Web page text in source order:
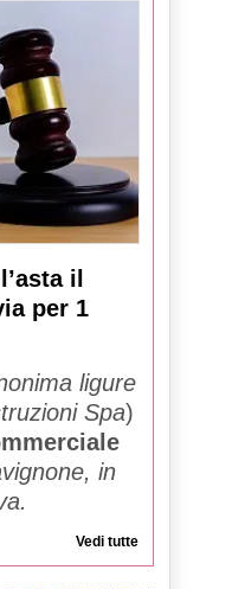
il
per 1
ligure
Spa)
in
Vedi tutte